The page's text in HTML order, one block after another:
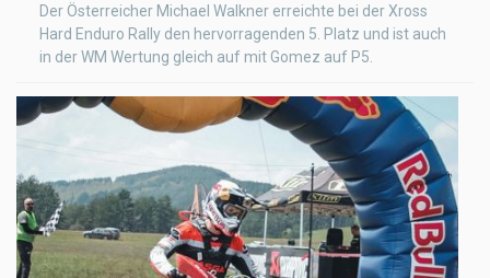
Der Österreicher Michael Walkner erreichte bei der Xross
Hard Enduro Rally den hervorragenden 5. Platz und ist auch
in der WM Wertung gleich auf mit Gomez auf P5.